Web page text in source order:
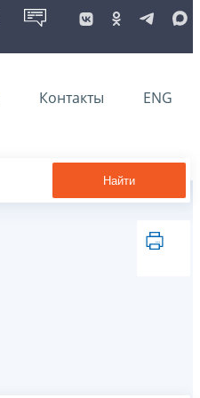
Контакты ENG
Найти